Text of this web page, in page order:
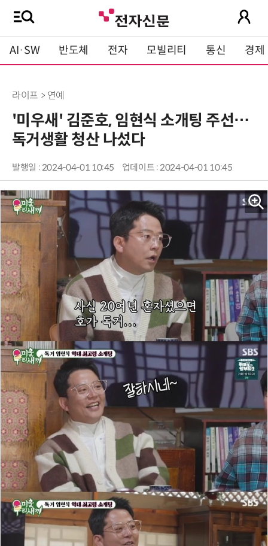
AI·SW 반도체 전자 모빌리티 통신 경제
라이프 > 연예
'미우새' 김준호, 임현식 소개팅 주선…
독거생활 청산 나섰다
발행일 : 2024-04-01 10:45 업데이트 : 2024-04-01 10:45